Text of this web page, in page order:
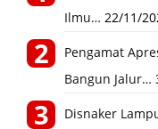
Ilmu… 22/11/
Pengamat
Bangun Jalur…
Disnaker